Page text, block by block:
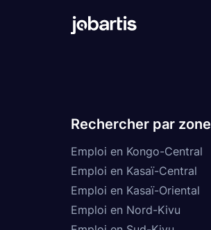
Rechercher par zone
Emploi en Kongo-Central
Emploi en Kasaï-Central
Emploi en Kasaï-Oriental
Emploi en Nord-Kivu